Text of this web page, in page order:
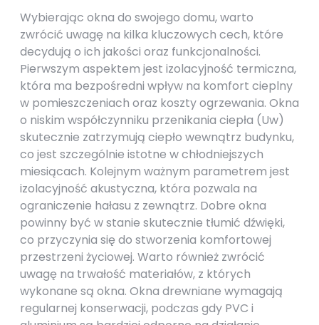
Wybierając okna do swojego domu, warto
zwrócić uwagę na kilka kluczowych cech, które
decydują o ich jakości oraz funkcjonalności.
Pierwszym aspektem jest izolacyjność termiczna,
która ma bezpośredni wpływ na komfort cieplny
w pomieszczeniach oraz koszty ogrzewania. Okna
o niskim współczynniku przenikania ciepła (Uw)
skutecznie zatrzymują ciepło wewnątrz budynku,
co jest szczególnie istotne w chłodniejszych
miesiącach. Kolejnym ważnym parametrem jest
izolacyjność akustyczna, która pozwala na
ograniczenie hałasu z zewnątrz. Dobre okna
powinny być w stanie skutecznie tłumić dźwięki,
co przyczynia się do stworzenia komfortowej
przestrzeni życiowej. Warto również zwrócić
uwagę na trwałość materiałów, z których
wykonane są okna. Okna drewniane wymagają
regularnej konserwacji, podczas gdy PVC i